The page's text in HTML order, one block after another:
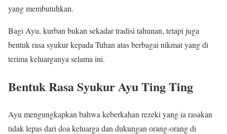
yang membutuhkan.
Bagi Ayu, kurban bukan sekadar tradisi tahunan, tetapi juga
bentuk rasa syukur kepada Tuhan atas berbagai nikmat yang di
terima keluarganya selama ini.
Bentuk Rasa Syukur Ayu Ting Ting
Ayu mengungkapkan bahwa keberkahan rezeki yang ia rasakan
tidak lepas dari doa keluarga dan dukungan orang-orang di